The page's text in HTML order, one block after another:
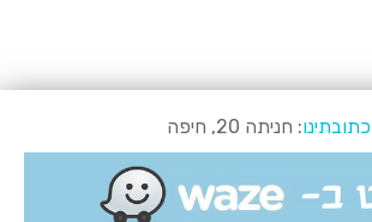
כתובתינו: חניתה 20, חיפה